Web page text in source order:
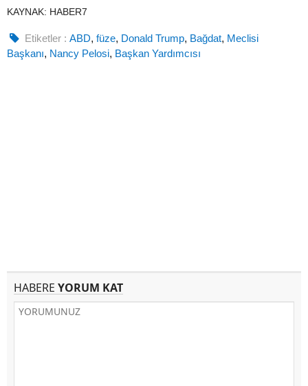
KAYNAK: HABER7
Etiketler : ABD,füze, Donald Trump, Bağdat, Meclisi
Başkanı, Nancy Pelosi, Başkan Yardımcısı
HABERE YORUM KAT